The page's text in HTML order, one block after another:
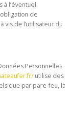
l’éventuel
de
vis de l’utilisateur du
Personnelles
utilise des
que par pare-feu, la